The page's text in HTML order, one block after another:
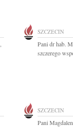
SZCZECIN
Pani dr hab.
szczerego
SZCZECIN
Pani